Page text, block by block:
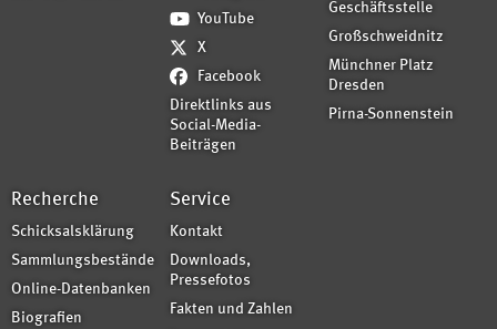
YouTube
X
Facebook
Direktlinks aus
Social-Media-
Beiträgen
Geschäftsstelle
Großschweidnitz
Münchner Platz
Dresden
Pirna-Sonnenstein
Recherche
Schicksalsklärung
Sammlungsbestände
Online-Datenbanken
Biografien
Service
Kontakt
Downloads,
Pressefotos
Fakten und Zahlen